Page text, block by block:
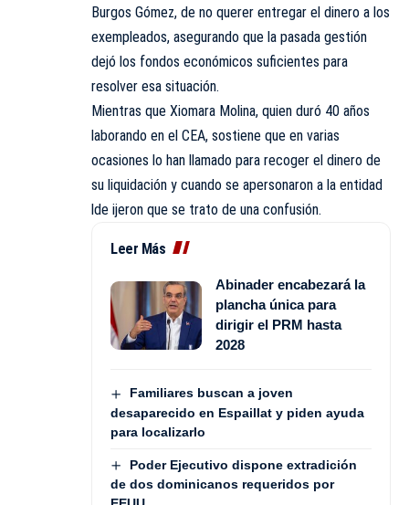
Burgos Gómez, de no querer entregar el dinero a los
exempleados, asegurando que la pasada gestión
dejó los fondos económicos suficientes para
resolver esa situación.
Mientras que Xiomara Molina, quien duró 40 años
laborando en el CEA, sostiene que en varias
ocasiones lo han llamado para recoger el dinero de
su liquidación y cuando se apersonaron a la entidad
lde ijeron que se trato de una confusión.
Leer Más
Abinader encabezará la
plancha única para
dirigir el PRM hasta
2028
Familiares buscan a joven
desaparecido en Espaillat y piden ayuda
para localizarlo
Poder Ejecutivo dispone extradición
de dos dominicanos requeridos por